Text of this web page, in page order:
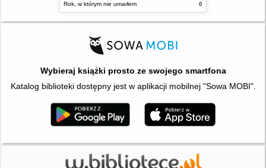
Rok, w którym nie umarłem
6
Wybieraj książki prosto ze swojego smartfona
Katalog biblioteki dostępny jest w aplikacji mobilnej "Sowa MOBI".